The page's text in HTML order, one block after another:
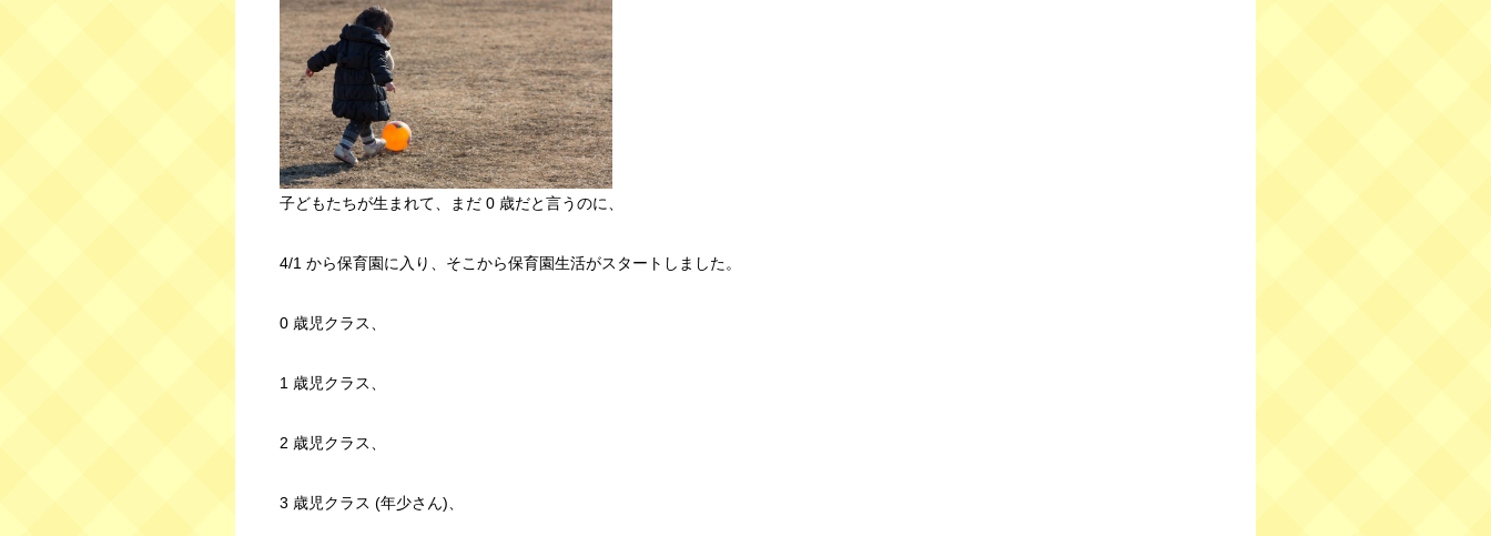
子どもたちが生まれて、まだ 0 歳だと言うのに、
4/1 から保育園に入り、そこから保育園生活がスタートしました。
0 歳児クラス、
1 歳児クラス、
2 歳児クラス、
3 歳児クラス (年少さん)、